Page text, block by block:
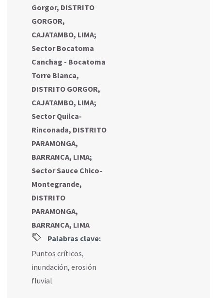
Gorgor, DISTRITO
GORGOR,
CAJATAMBO, LIMA;
Sector Bocatoma
Canchag - Bocatoma
Torre Blanca,
DISTRITO GORGOR,
CAJATAMBO, LIMA;
Sector Quilca-
Rinconada, DISTRITO
PARAMONGA,
BARRANCA, LIMA;
Sector Sauce Chico-
Montegrande,
DISTRITO
PARAMONGA,
BARRANCA, LIMA
Palabras clave:
Puntos críticos,
inundación, erosión
fluvial